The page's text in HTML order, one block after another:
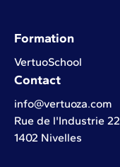
Formation
VertuoSchool
Contact
info@vertuoza.com
Rue de l'Industrie 22
1402 Nivelles